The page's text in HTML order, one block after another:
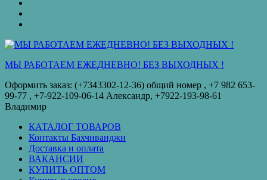
кредит
МЫ РАБОТАЕМ ЕЖЕДНЕВНО! БЕЗ ВЫХОДНЫХ !
Оформить заказ: (+7343302-12-36) общий номер , ‪+7 982 653-
99-77‬ , +7-922-109-06-14 Александр, +7922-193-98-61
Владимир
КАТАЛОГ ТОВАРОВ
Контакты Бахчиванджи
Доставка и оплата
ВАКАНСИИ
КУПИТЬ ОПТОМ